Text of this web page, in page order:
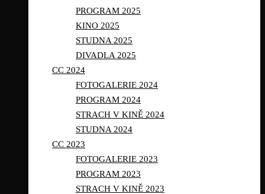
PROGRAM 2025
KINO 2025
STUDNA 2025
DIVADLA 2025
CC 2024
FOTOGALERIE 2024
PROGRAM 2024
STRACH V KINĚ 2024
STUDNA 2024
CC 2023
FOTOGALERIE 2023
PROGRAM 2023
STRACH V KINĚ 2023